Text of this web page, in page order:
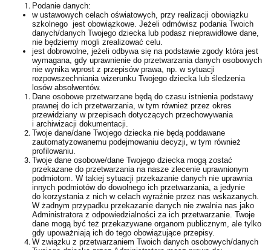
Podanie danych:
w ustawowych celach oświatowych, przy realizacji obowiązku
szkolnego jest obowiązkowe. Jeżeli odmówisz podania Twoich
danych/danych Twojego dziecka lub podasz nieprawidłowe dane,
nie będziemy mogli zrealizować celu.
jest dobrowolne, jeżeli odbywa się na podstawie zgody która jest
wymagana, gdy uprawnienie do przetwarzania danych osobowych
nie wynika wprost z przepisów prawa, np. w sytuacji
rozpowszechniania wizerunku Twojego dziecka lub śledzenia
losów absolwentów.
Dane osobowe przetwarzane będą do czasu istnienia podstawy
prawnej do ich przetwarzania, w tym również przez okres
przewidziany w przepisach dotyczących przechowywania
i archiwizacji dokumentacji.
Twoje dane/dane Twojego dziecka nie będą poddawane
zautomatyzowanemu podejmowaniu decyzji, w tym również
profilowaniu.
Twoje dane osobowe/dane Twojego dziecka mogą zostać
przekazane do przetwarzania na nasze zlecenie uprawnionym
podmiotom. W takiej sytuacji przekazanie danych nie uprawnia
innych podmiotów do dowolnego ich przetwarzania, a jedynie
do korzystania z nich w celach wyraźnie przez nas wskazanych.
W żadnym przypadku przekazanie danych nie zwalnia nas jako
Administratora z odpowiedzialności za ich przetwarzanie. Twoje
dane mogą być też przekazywane organom publicznym, ale tylko
gdy upoważniają ich do tego obowiązujące przepisy.
W związku z przetwarzaniem Twoich danych osobowych/danych